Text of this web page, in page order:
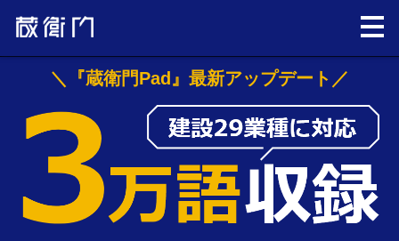
＼『蔵衛門Pad』最新アップデート／